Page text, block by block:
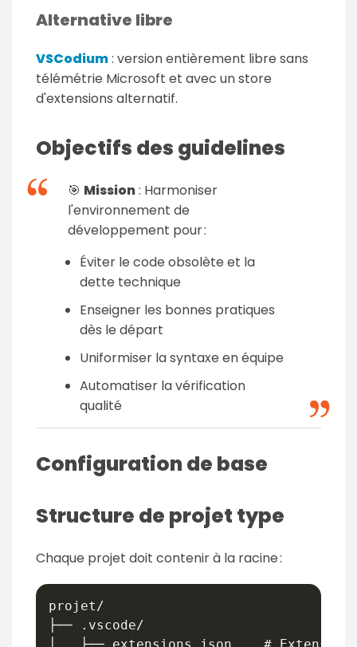
Alternative libre
VSCodium: version entièrement libre sans
télémétrie Microsoft et avec un store
d'extensions alternatif.
Objectifs des guidelines
🎯 Mission: Harmoniser
l'environnement de
développement pour :
Éviter le code obsolète et la
dette technique
Enseigner les bonnes pratiques
dès le départ
Uniformiser la syntaxe en équipe
Automatiser la vérification
qualité
Configuration de base
Structure de projet type
Chaque projet doit contenir à la racine :
projet/
├── .vscode/